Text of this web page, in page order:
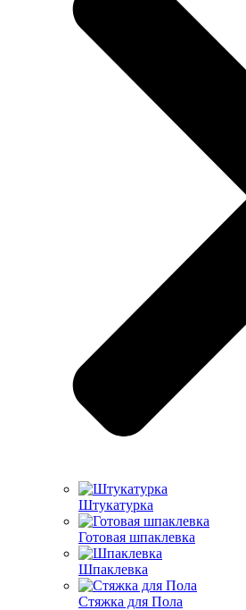
Штукатурка
Готовая шпаклевка
Шпаклевка
Стяжка для Пола